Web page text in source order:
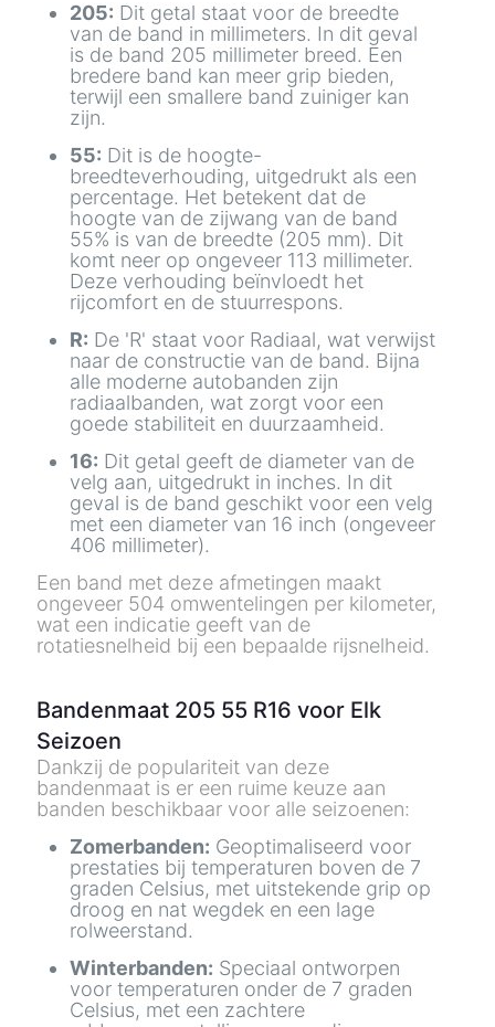
205: Dit getal staat voor de breedte
van de band in millimeters. In dit geval
is de band 205 millimeter breed. Een
bredere band kan meer grip bieden,
terwijl een smallere band zuiniger kan
zijn.
55: Dit is de hoogte-
breedteverhouding, uitgedrukt als een
percentage. Het betekent dat de
hoogte van de zijwang van de band
55% is van de breedte (205 mm). Dit
komt neer op ongeveer 113 millimeter.
Deze verhouding beïnvloedt het
rijcomfort en de stuurrespons.
R: De 'R' staat voor Radiaal, wat verwijst
naar de constructie van de band. Bijna
alle moderne autobanden zijn
radiaalbanden, wat zorgt voor een
goede stabiliteit en duurzaamheid.
16: Dit getal geeft de diameter van de
velg aan, uitgedrukt in inches. In dit
geval is de band geschikt voor een velg
met een diameter van 16 inch (ongeveer
406 millimeter).
Een band met deze afmetingen maakt
ongeveer 504 omwentelingen per kilometer,
wat een indicatie geeft van de
rotatiesnelheid bij een bepaalde rijsnelheid.
Bandenmaat 205 55 R16 voor Elk
Seizoen
Dankzij de populariteit van deze
bandenmaat is er een ruime keuze aan
banden beschikbaar voor alle seizoenen:
Zomerbanden: Geoptimaliseerd voor
prestaties bij temperaturen boven de 7
graden Celsius, met uitstekende grip op
droog en nat wegdek en een lage
rolweerstand.
Winterbanden: Speciaal ontworpen
voor temperaturen onder de 7 graden
Celsius, met een zachtere